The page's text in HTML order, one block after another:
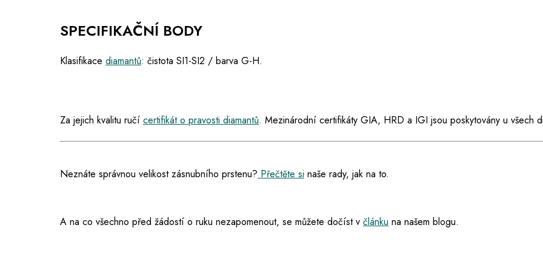
SPECIFIKAČNÍ BODY
Klasifikace diamantů: čistota SI1-SI2 / barva G-H.
Za jejich kvalitu ručí certifikát o pravosti diamantů. Mezinárodní certifikáty GIA, HRD a IGI jsou poskytovány u všech
Neznáte správnou velikost zásnubního prstenu? Přečtěte si naše rady, jak na to.
A na co všechno před žádostí o ruku nezapomenout, se můžete dočíst v článku na našem blogu.